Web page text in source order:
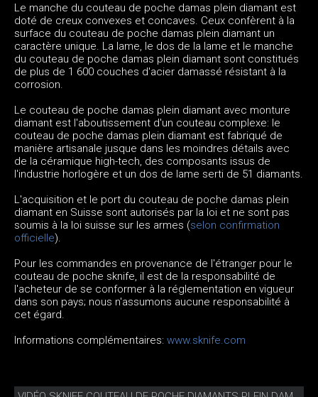
Le manche du couteau de poche damas plein diamant est
doté de creux convexes et concaves. Ceux confèrent à la
surface du couteau de poche damas plein diamant un
caractère unique. La lame, le dos de la lame et le manche
du couteau de poche damas plein diamant sont constitués
de plus de 1 600 couches d'acier damassé résistant à la
corrosion.
Le couteau de poche damas plein diamant avec monture
diamant est l'aboutissement d'un couteau complexe: le
couteau de poche damas plein diamant est fabriqué de
manière artisanale jusque dans les moindres détails avec
de la céramique high-tech, des composants issus de
l'industrie horlogère et un dos de lame serti de 51 diamants.
L'acquisition et le port du couteau de poche damas plein
diamant en Suisse sont autorisés par la loi et ne sont pas
soumis à la loi suisse sur les armes (selon confirmation
officielle).
Pour les commandes en provenance de l'étranger pour le
couteau de poche sknife, il est de la responsabilité de
l'acheteur de se conformer à la réglementation en vigueur
dans son pays; nous n'assumons aucune responsabilité à
cet égard.
Informations complémentaires: www.sknife.com